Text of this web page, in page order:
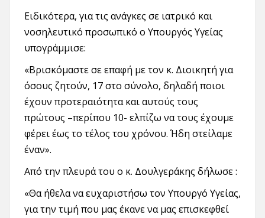
Ειδικότερα, για τις ανάγκες σε ιατρικό και
νοσηλευτικό προσωπικό ο Υπουργός Υγείας
υπογράμμισε:
«Βρισκόμαστε σε επαφή με τον κ. Διοικητή για
όσους ζητούν, 17 στο σύνολο, δηλαδή ποιοι
έχουν προτεραιότητα και αυτούς τους
πρώτους –περίπου 10- ελπίζω να τους έχουμε
φέρει έως το τέλος του χρόνου. Ήδη στείλαμε
έναν».
Από την πλευρά του ο κ. Δουλγεράκης δήλωσε :
«Θα ήθελα να ευχαριστήσω τον Υπουργό Υγείας,
για την τιμή που μας έκανε να μας επισκεφθεί